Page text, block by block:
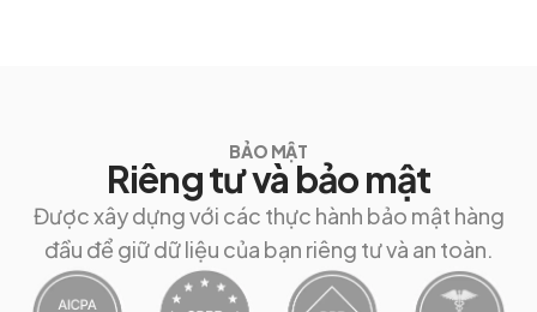
BẢO MẬT
Riêng tư và bảo mật
Được xây dựng với các thực hành bảo mật hàng
đầu để giữ dữ liệu của bạn riêng tư và an toàn.